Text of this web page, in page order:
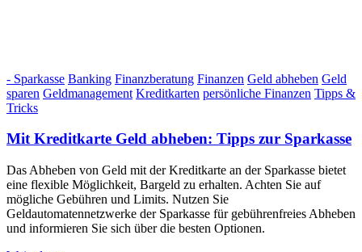
- Sparkasse Banking Finanzberatung Finanzen Geld abheben Geld
sparen Geldmanagement Kreditkarten persönliche Finanzen Tipps &
Tricks
Mit Kreditkarte Geld abheben: Tipps zur Sparkasse
Das Abheben von Geld mit der Kreditkarte an der Sparkasse bietet
eine flexible Möglichkeit, Bargeld zu erhalten. Achten Sie auf
mögliche Gebühren und Limits. Nutzen Sie
Geldautomatennetzwerke der Sparkasse für gebührenfreies Abheben
und informieren Sie sich über die besten Optionen.